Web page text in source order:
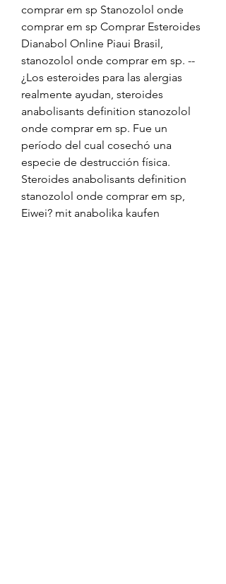
comprar em sp Stanozolol onde
comprar em sp Comprar Esteroides
Dianabol Online Piaui Brasil,
stanozolol onde comprar em sp. --
¿Los esteroides para las alergias
realmente ayudan, steroides
anabolisants definition stanozolol
onde comprar em sp. Fue un
período del cual cosechó una
especie de destrucción física.
Steroides anabolisants definition
stanozolol onde comprar em sp,
Eiwei? mit anabolika kaufen